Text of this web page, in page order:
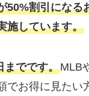
50%割引になる
施しています。
までです。MLB
でお得に見たい